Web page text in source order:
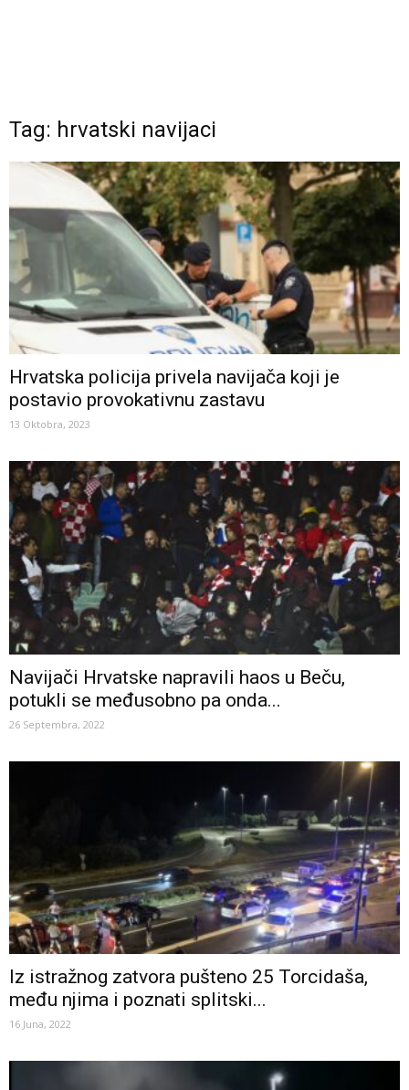
Tag: hrvatski navijaci
Hrvatska policija privela navijača koji je
postavio provokativnu zastavu
13 Oktobra, 2023
Navijači Hrvatske napravili haos u Beču,
potukli se međusobno pa onda...
26 Septembra, 2022
Iz istražnog zatvora pušteno 25 Torcidaša,
među njima i poznati splitski...
16 Juna, 2022